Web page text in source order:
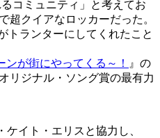
コミュニティ」と考えてお
クイアなロッカーだった。
トランターにしてくれたこと
ンが街にやってくる～！
』の
リジナル・ソング賞の最有力
イト・エリスと協力し、